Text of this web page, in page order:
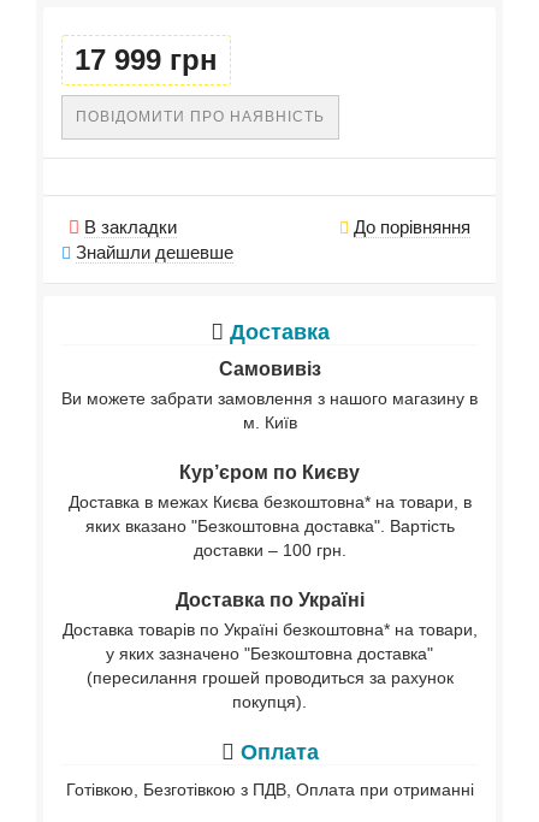
17 999 грн
ПОВІДОМИТИ ПРО НАЯВНІСТЬ
В закладки
До порівняння
Знайшли дешевше
Доставка
Самовивіз
Ви можете забрати замовлення з нашого магазину в
м. Київ
Кур’єром по Києву
Доставка в межах Києва безкоштовна* на товари, в
яких вказано "Безкоштовна доставка". Вартість
доставки – 100 грн.
Доставка по Україні
Доставка товарів по Україні безкоштовна* на товари,
у яких зазначено "Безкоштовна доставка"
(пересилання грошей проводиться за рахунок
покупця).
Оплата
Готівкою, Безготівкою з ПДВ, Оплата при отриманні